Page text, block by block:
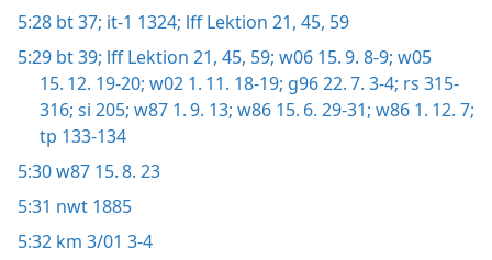
5:28 bt 37; it-1 1324; lff Lektion 21, 45, 59
5:29 bt 39; lff Lektion 21, 45, 59; w06 15. 9. 8-9; w05
15. 12. 19-20; w02 1. 11. 18-19; g96 22. 7. 3-4; rs 315-
316; si 205; w87 1. 9. 13; w86 15. 6. 29-31; w86 1. 12. 7;
tp 133-134
5:30w87 15. 8. 23
5:31 nwt 1885
5:32 km 3/01 3-4